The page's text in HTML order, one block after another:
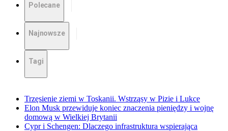
Polecane
Najnowsze
Tagi
Trzęsienie ziemi w Toskanii. Wstrząsy w Pizie i Lukce
Elon Musk przewiduje koniec znaczenia pieniędzy i wojnę
domową w Wielkiej Brytanii
Cypr i Schengen: Dlaczego infrastruktura wspierająca